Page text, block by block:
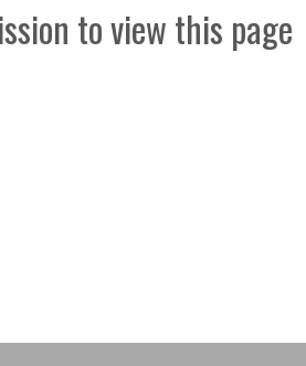
to view this page